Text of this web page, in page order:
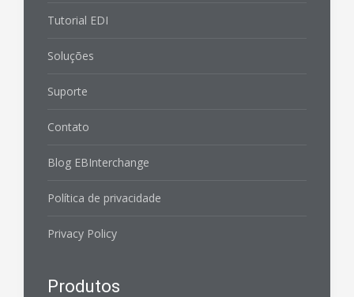
Tutorial EDI
Soluções
Suporte
Contato
Blog EBInterchange
Política de privacidade
Privacy Policy
Produtos